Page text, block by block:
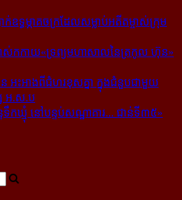
ាក់​ឧទ្ធម្ភាគចក្រ​ដែល​សម្លាប់​អតីត​ម្ចាស់​ក្រុម​
ស់​កកាយ​«ទ្រព្យមហាសាល​នៃ​ត្រកូល ហ៊ុន»​
អះអាង​ពី​ជំហរ​ខុស​គ្នា ក្នុង​ជំនួប​ជាមួយ​
អ.ស.ប
ទទឹកឃ្មុំ នៅបន្ទប់សណ្ឋាគារ... ជាន់ទី៣៥»